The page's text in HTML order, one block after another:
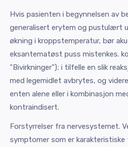
Hvis pasienten i begynnelsen av
generalisert erytem og pustulært
økning i kroppstemperatur, bør
eksantematøst puss mistenkes.
"Bivirkninger"); i tilfelle en slik
med legemidlet avbrytes, og
enten alene eller i kombinasjon
kontraindisert.
Forstyrrelser fra nervesystemet.
symptomer som er